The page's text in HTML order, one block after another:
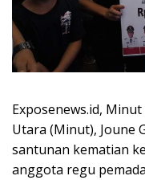
Exposenews.id,
Utara (Minut), Joune
santunan kematian
anggota regu